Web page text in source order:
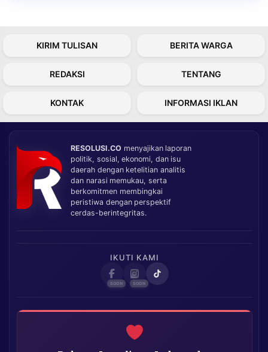
KIRIM TULISAN BERITA WARGA
REDAKSI TENTANG
KONTAK INFORMASI IKLAN
RESOLUSI.CO menyajikan laporan
politik, sosial, ekonomi, dan isu
daerah dengan ketelitian analitis
dan narasi memukau, serta
berkomitmen membingkai
peristiwa dengan perspektif
cerdas-berintegritas.
IKUTI KAMI